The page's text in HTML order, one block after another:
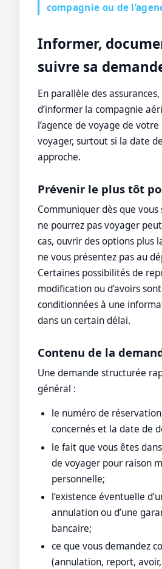
compagnie ou de
Informer,
suivre sa
En parallèle des
d’informer la compagnie
l’agence de voyage de
voyager, surtout si la date
approche.
Prévenir le plus tôt
Communiquer dès que vous
ne pourrez pas voyager
cas, ouvrir des options plus
ne vous présentez pas au
Certaines possibilités de
modification ou d’avoirs
conditionnées à une
dans un certain délai.
Contenu de la
Une demande structurée
général :
le numéro de
concernés et la date de
le fait que vous êtes
de voyager pour raison
personnelle;
l’existence éventuelle
annulation ou d’une
bancaire;
ce que vous demandez
(annulation, report,